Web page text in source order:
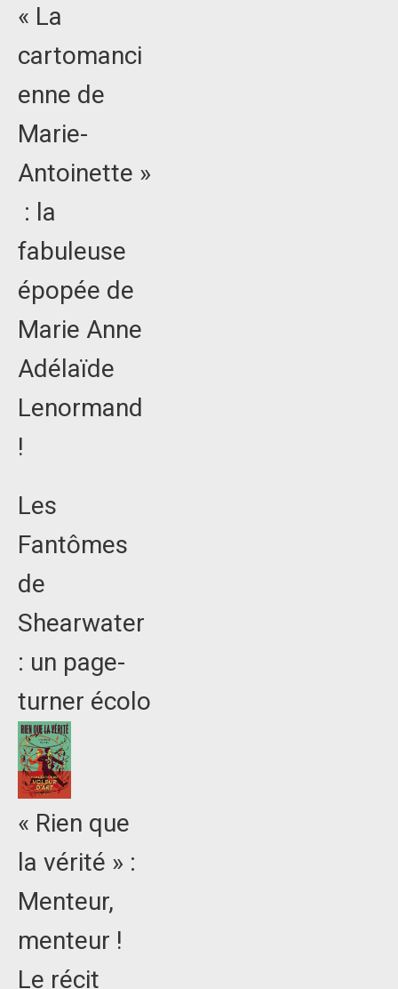
« La
cartomanci
enne de
Marie-
Antoinette »
: la
fabuleuse
épopée de
Marie Anne
Adélaïde
Lenormand
!
Les
Fantômes
de
Shearwater
: un page-
turner écolo
« Rien que
la vérité » :
Menteur,
menteur !
Le récit